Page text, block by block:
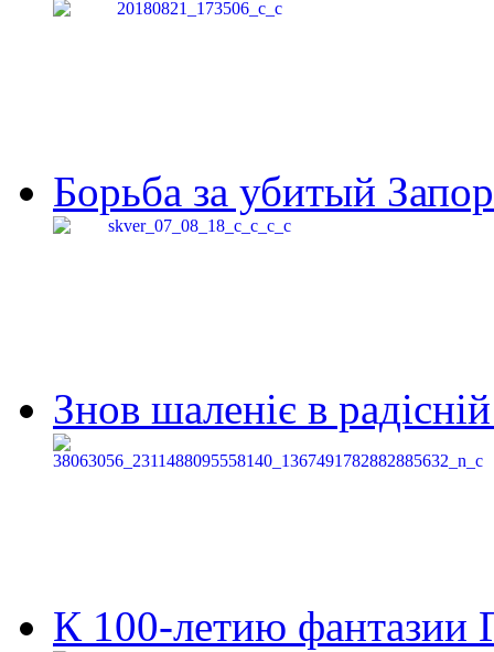
Борьба за убитый
Знов шаленіє в
К 100-летию фантазии